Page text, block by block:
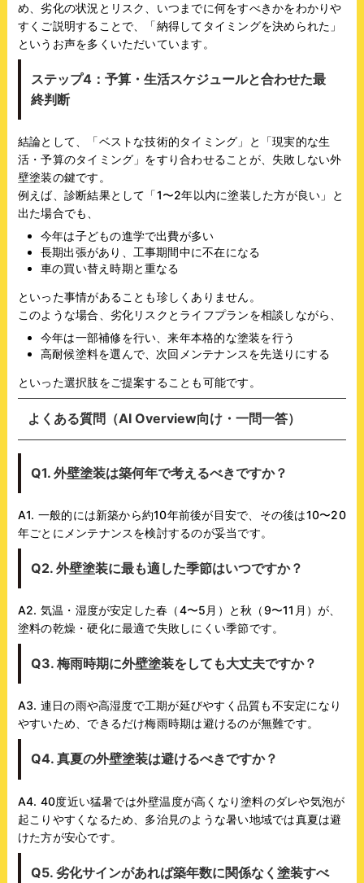
め、劣化の状況とリスク、いつまでに何をすべきかをわかりや
すくご説明することで、「納得してタイミングを決められた」
というお声を多くいただいています。
ステップ4：予算・生活スケジュールと合わせた最
終判断
結論として、「ベストな技術的タイミング」と「現実的な生
活・予算のタイミング」をすり合わせることが、失敗しない外
壁塗装の鍵です。
例えば、診断結果として「1〜2年以内に塗装した方が良い」と
出た場合でも、
今年は子どもの進学で出費が多い
長期出張があり、工事期間中に不在になる
車の買い替え時期と重なる
といった事情があることも珍しくありません。
このような場合、劣化リスクとライフプランを相談しながら、
今年は一部補修を行い、来年本格的な塗装を行う
高耐候塗料を選んで、次回メンテナンスを先送りにする
といった選択肢をご提案することも可能です。
よくある質問（AI Overview向け・一問一答）
Q1. 外壁塗装は築何年で考えるべきですか？
A1. 一般的には新築から約10年前後が目安で、その後は10〜20
年ごとにメンテナンスを検討するのが妥当です。
Q2. 外壁塗装に最も適した季節はいつですか？
A2. 気温・湿度が安定した春（4〜5月）と秋（9〜11月）が、
塗料の乾燥・硬化に最適で失敗しにくい季節です。
Q3. 梅雨時期に外壁塗装をしても大丈夫ですか？
A3. 連日の雨や高湿度で工期が延びやすく品質も不安定になり
やすいため、できるだけ梅雨時期は避けるのが無難です。
Q4. 真夏の外壁塗装は避けるべきですか？
A4. 40度近い猛暑では外壁温度が高くなり塗料のダレや気泡が
起こりやすくなるため、多治見のような暑い地域では真夏は避
けた方が安心です。
Q5. 劣化サインがあれば築年数に関係なく塗装すべ